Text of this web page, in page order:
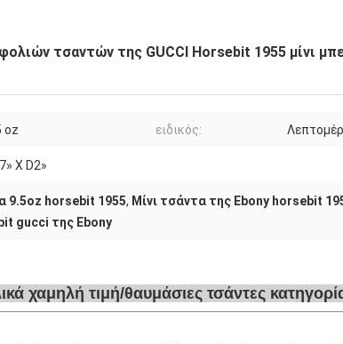
τσαντών της GUCCI Horsebit 1955 μίνι
oz ειδικός:
Χ D2»
9.5oz horsebit 1955, Μίνι τσάντα της Ebony horsebit
gucci της Ebony
χαμηλή τιμή/θαυμάσιες τσάντες